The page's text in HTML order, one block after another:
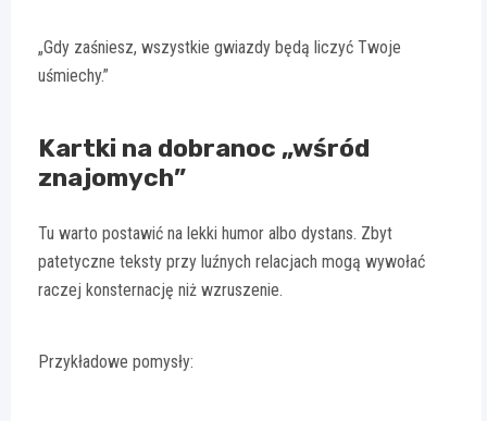
„Gdy zaśniesz, wszystkie gwiazdy będą liczyć Twoje
uśmiechy.”
Kartki na dobranoc „wśród
znajomych”
Tu warto postawić na lekki humor albo dystans. Zbyt
patetyczne teksty przy luźnych relacjach mogą wywołać
raczej konsternację niż wzruszenie.
Przykładowe pomysły: